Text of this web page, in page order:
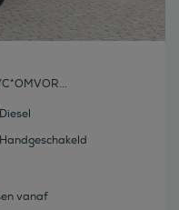
Diesel
Handgeschakeld
vanaf